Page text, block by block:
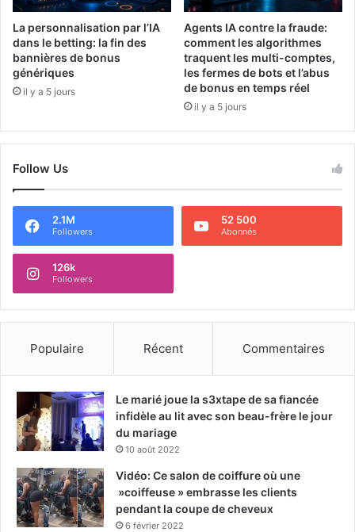
La personnalisation par l’IA
dans le betting: la fin des
bannières de bonus
génériques
il y a 5 jours
Agents IA contre la fraude:
comment les algorithmes
traquent les multi-comptes,
les fermes de bots et l’abus
de bonus en temps réel
il y a 5 jours
Follow Us
2.1M
Followers
52 500
Abonnés
126k
Followers
Populaire Récent Commentaires
Le marié joue la s3xtape de sa fiancée
infidèle au lit avec son beau-frère le jour
du mariage
10 août 2022
Vidéo: Ce salon de coiffure où une
»coiffeuse » embrasse les clients
pendant la coupe de cheveux
6 février 2022